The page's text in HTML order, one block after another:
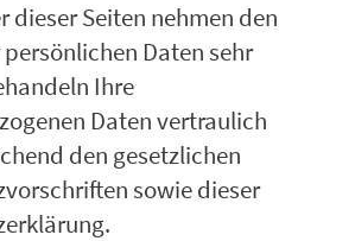
dieser Seiten nehmen den
Daten sehr
Ihre
Daten vertraulich
den gesetzlichen
sowie dieser